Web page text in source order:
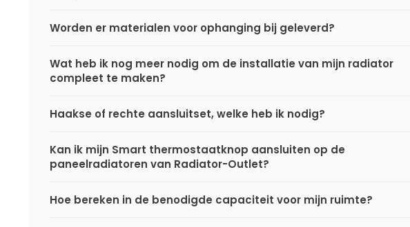
Worden er materialen voor ophanging bij geleverd?
Wat heb ik nog meer nodig om de installatie van mijn radiator
compleet te maken?
Haakse of rechte aansluitset, welke heb ik nodig?
Kan ik mijn Smart thermostaatknop aansluiten op de
paneelradiatoren van Radiator-Outlet?
Hoe bereken in de benodigde capaciteit voor mijn ruimte?